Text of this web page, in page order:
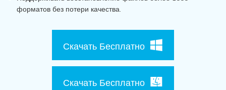
Информационный центр
НАЙТИ БОЛЬШЕ РЕШЕНИЙ
Поиск
форматов без потери качества.
Скачать Бесплатно
Скачать Бесплатно